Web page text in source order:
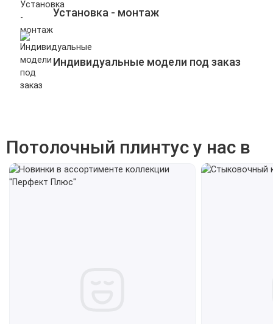
Установка - монтаж
Индивидуальные модели под заказ
Потолочный плинтус у нас в